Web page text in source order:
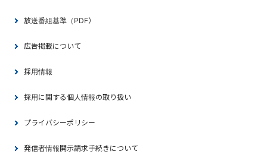
放送番組基準（PDF）
広告掲載について
採用情報
採用に関する個人情報の取り扱い
プライバシーポリシー
発信者情報開示請求手続きについて